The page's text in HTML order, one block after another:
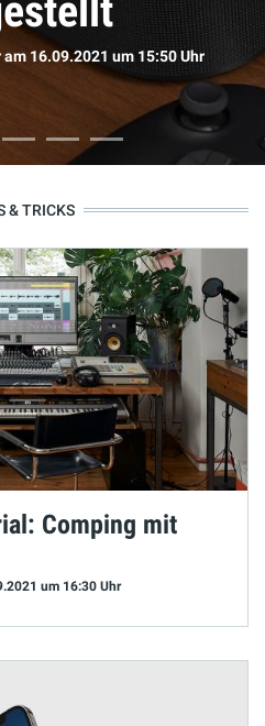
am 16.09.2021 um 11:50 Uhr
& TRICKS
Comping mit
um 16:30 Uhr